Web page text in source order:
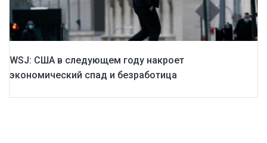
WSJ: США в следующем году накроет
экономический спад и безработица